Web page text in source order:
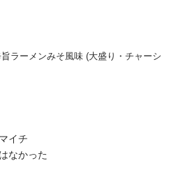
ラーメンみそ風味 (大盛り・チャーシ
イチ
なかった